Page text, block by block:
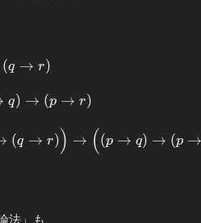
\\
(q → r)
q) → (p → r)
(q → r)) → ((p → q) → (p
法」も